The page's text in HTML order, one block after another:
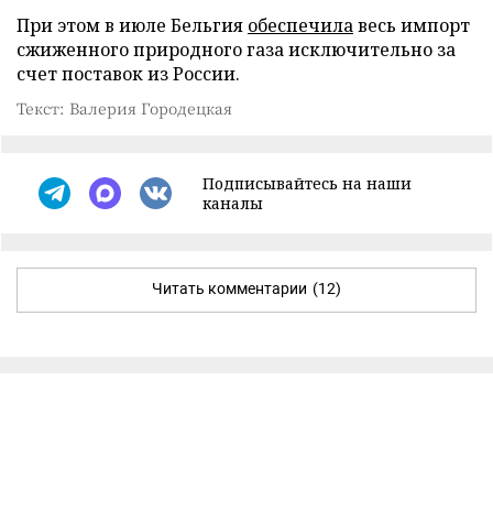
При этом в июле Бельгия обеспечилавесь импорт
сжиженного природного газа исключительно за
счет поставок из России.
Текст: Валерия Городецкая
Подписывайтесь на наши
каналы
Читать комментарии (12)